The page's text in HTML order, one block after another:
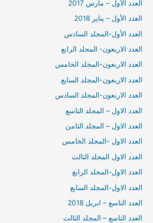
العدد الأول – مارس 2017
العدد الأول – يناير 2018
العدد الأول-المجلد السادس
العدد الاربعون- المجلد الرابع
العدد الاربعون-المجلد الخامس
العدد الاربعون-المجلد السابع
العدد الاربعون-المجلد السادس
العدد الاول – المجلد التاسع
العدد الاول – المجلد الثامن
العدد الاول -المجلد الخامس
العدد الاول المجلد الثالث
العدد الاول-المجلد الرابع
العدد الاول-المجلد السابع
العدد التاسع – ابريل 2018
العدد التاسع – المجلد الثالث